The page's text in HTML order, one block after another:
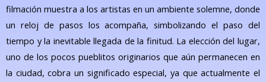
filmación muestra a los artistas en un ambiente solemne, donde
un reloj de pasos los acompaña, simbolizando el paso del
tiempo y la inevitable llegada de la finitud. La elección del lugar,
uno de los pocos pueblitos originarios que aún permanecen en
la ciudad, cobra un significado especial, ya que actualmente el